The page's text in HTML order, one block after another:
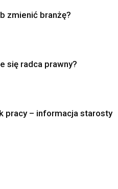
zmienić branżę?
się radca prawny?
pracy – informacja starosty